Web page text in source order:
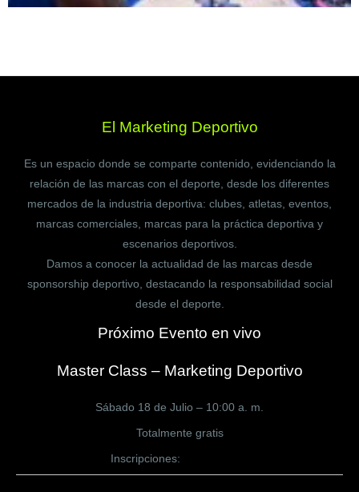
El Marketing Deportivo
Es un espacio donde se comparte contenido, evidenciando la
relación de las marcas con el deporte, desde los diferentes
mercados de la industria deportiva: clubes, atletas, eventos,
marcas comerciales, marcas para la práctica deportiva y
escenarios deportivos.
Damos a conocer la actualidad de las marcas desde
sponsorship deportivo, destacando la responsabilidad social
desde el deporte.
Próximo Evento en vivo
Master Class – Marketing Deportivo
Sábado 18 de Julio – 10:00 a. m.
Totalmente gratis
Inscripciones: